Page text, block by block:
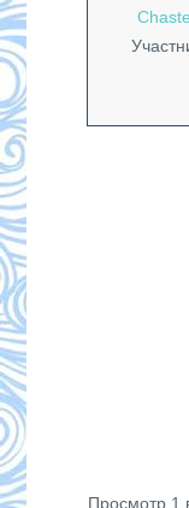
Просмотр 1